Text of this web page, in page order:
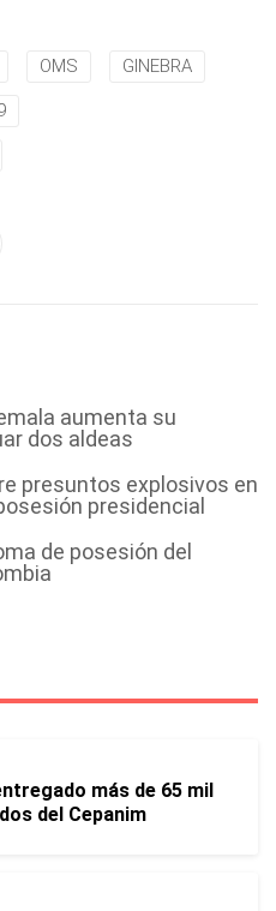
OMS GINEBRA
aumenta su
dos aldeas
presuntos explosivos en
presidencial
de posesión del
más de 65 mil
del Cepanim